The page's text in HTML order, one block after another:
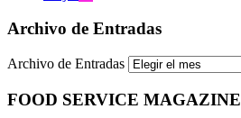
Archivo de Entradas
Archivo de Entradas
FOOD SERVICE MAGAZINE